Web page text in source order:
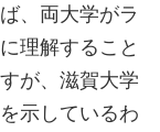
、両大学がラ
理解すること
が、滋賀大学
示しているわ